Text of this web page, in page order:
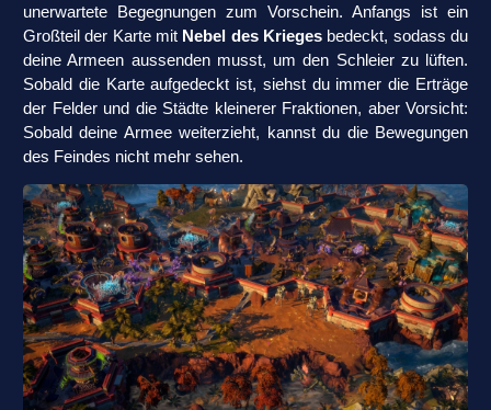
unerwartete Begegnungen zum Vorschein. Anfangs ist ein
Großteil der Karte mit Nebel des Krieges bedeckt, sodass du
deine Armeen aussenden musst, um den Schleier zu lüften.
Sobald die Karte aufgedeckt ist, siehst du immer die Erträge
der Felder und die Städte kleinerer Fraktionen, aber Vorsicht:
Sobald deine Armee weiterzieht, kannst du die Bewegungen
des Feindes nicht mehr sehen.